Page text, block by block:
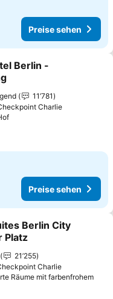
Preise sehen
hinzufügen
Berlin -
11’781
Charlie
Preise sehen
Preise sehen
hinzufügen
Berlin City
Platz
21’255
Charlie
Räume mit farbenfrohem